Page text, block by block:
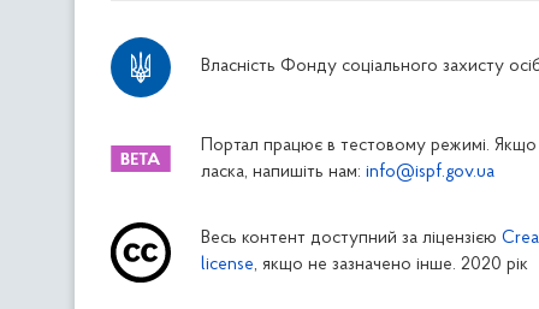
Дніпропетровське відділення
Житомирське відділення
Закарпатське відділення
Запорізьке відділення
Івано-Франківське відділення
Власність Фонду соціального захисту осіб
Портал працює в тестовому режимі. Якщо
ласка, напишіть нам: info@ispf.gov.ua
Весь контент доступний за ліцензією
license, якщо не зазначено інше. 2020 рік